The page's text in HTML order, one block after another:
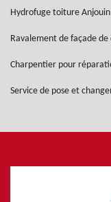
Hydrofuge toiture Anjouin
Ravalement de façade
Charpentier pour
Service de pose et